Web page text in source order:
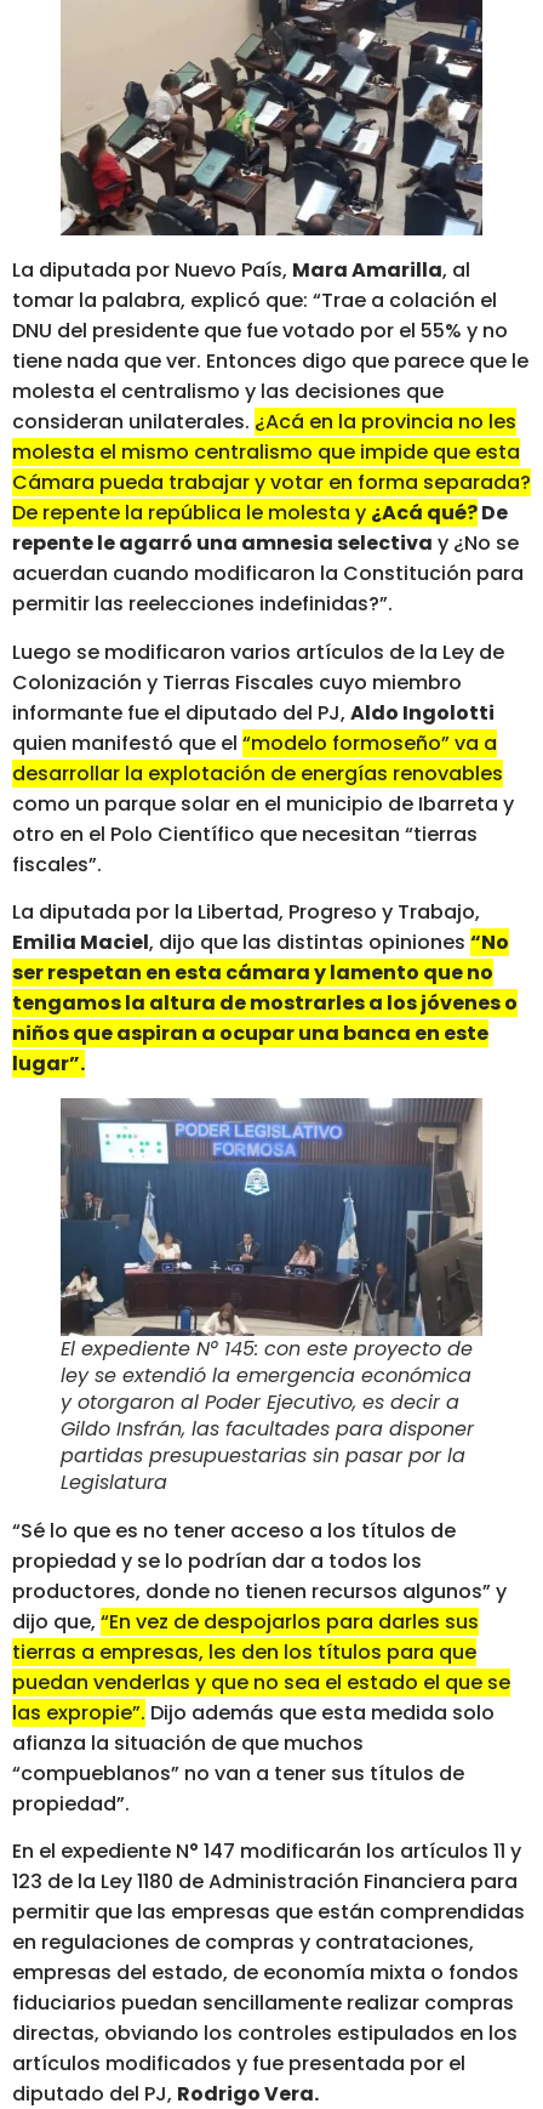
La diputada por Nuevo País, Mara Amarilla, al
tomar la palabra, explicó que: “Trae a colación el
DNU del presidente que fue votado por el 55% y no
tiene nada que ver. Entonces digo que parece que le
molesta el centralismo y las decisiones que
consideran unilaterales. ¿Acá en la provincia no les
molesta el mismo centralismo que impide que esta
Cámara pueda trabajar y votar en forma separada?
De repente la república le molesta y ¿Acá qué?De
repente le agarró una amnesia selectiva y ¿No se
acuerdan cuando modificaron la Constitución para
permitir las reelecciones indefinidas?”.
Luego se modificaron varios artículos de la Ley de
Colonización y Tierras Fiscales cuyo miembro
informante fue el diputado del PJ, Aldo Ingolotti
quien manifestó que el “modelo formoseño” va a
desarrollar la explotación de energías renovables
como un parque solar en el municipio de Ibarreta y
otro en el Polo Científico que necesitan “tierras
fiscales”.
La diputada por la Libertad, Progreso y Trabajo,
Emilia Maciel, dijo que las distintas opiniones “No
ser respetan en esta cámara y lamento que no
tengamos la altura de mostrarles a los jóvenes o
niños que aspiran a ocupar una banca en este
lugar”.
El expediente N° 145: con este proyecto de
ley se extendió la emergencia económica
y otorgaron al Poder Ejecutivo, es decir a
Gildo Insfrán, las facultades para disponer
partidas presupuestarias sin pasar por la
Legislatura
“Sé lo que es no tener acceso a los títulos de
propiedad y se lo podrían dar a todos los
productores, donde no tienen recursos algunos” y
dijo que, “En vez de despojarlos para darles sus
tierras a empresas, les den los títulos para que
puedan venderlas y que no sea el estado el que se
las expropie”. Dijo además que esta medida solo
afianza la situación de que muchos
“compueblanos” no van a tener sus títulos de
propiedad”.
En el expediente N° 147 modificarán los artículos 11 y
123 de la Ley 1180 de Administración Financiera para
permitir que las empresas que están comprendidas
en regulaciones de compras y contrataciones,
empresas del estado, de economía mixta o fondos
fiduciarios puedan sencillamente realizar compras
directas, obviando los controles estipulados en los
artículos modificados y fue presentada por el
diputado del PJ, Rodrigo Vera.